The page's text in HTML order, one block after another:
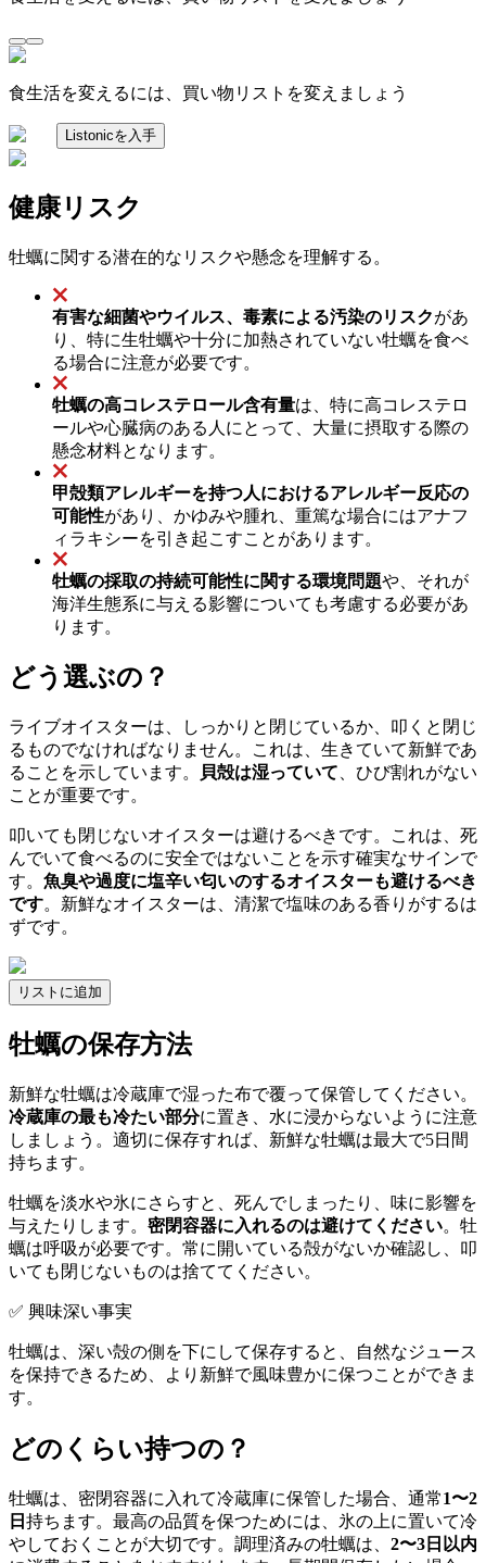
食生活を変えるには、買い物リストを変えましょう
Listonicを入手
健康リスク
牡蠣に関する潜在的なリスクや懸念を理解する。
有害な細菌やウイルス、毒素による汚染のリスクがあ
り、特に生牡蠣や十分に加熱されていない牡蠣を食べ
る場合に注意が必要です。
牡蠣の高コレステロール含有量は、特に高コレステロ
ールや心臓病のある人にとって、大量に摂取する際の
懸念材料となります。
甲殻類アレルギーを持つ人におけるアレルギー反応の
可能性があり、かゆみや腫れ、重篤な場合にはアナフ
ィラキシーを引き起こすことがあります。
牡蠣の採取の持続可能性に関する環境問題や、それが
海洋生態系に与える影響についても考慮する必要があ
ります。
どう選ぶの？
ライブオイスターは、しっかりと閉じているか、叩くと閉じ
るものでなければなりません。これは、生きていて新鮮であ
ることを示しています。
貝殻は湿っていて 、ひび割れがない
ことが重要です。
叩いても閉じないオイスターは避けるべきです。これは、死
んでいて食べるのに安全ではないことを示す確実なサインで
す。 魚臭や過度に塩辛い匂いのするオイスターも避けるべき
です。新鮮なオイスターは、清潔で塩味のある香りがするは
ずです。
リストに追加
牡蠣の保存方法
新鮮な牡蠣は冷蔵庫で湿った布で覆って保管してください。
冷蔵庫の最も冷たい部分に置き、水に浸からないように注意
しましょう。適切に保存すれば、新鮮な牡蠣は最大で5日間
持ちます。
牡蠣を淡水や氷にさらすと、死んでしまったり、味に影響を
与えたりします。 密閉容器に入れるのは避けてください。牡
蠣は呼吸が必要です。常に開いている殻がないか確認し、叩
いても閉じないものは捨ててください。
✅ 興味深い事実
牡蠣は、深い殻の側を下にして保存すると、自然なジュース
を保持できるため、より新鮮で風味豊かに保つことができま
す。
どのくらい持つの？
牡蠣は、密閉容器に入れて冷蔵庫に保管した場合、通常1〜2
日 持ちます。最高の品質を保つためには、氷の上に置いて冷
やしておくことが大切です。調理済みの牡蠣は、 2〜3日以内